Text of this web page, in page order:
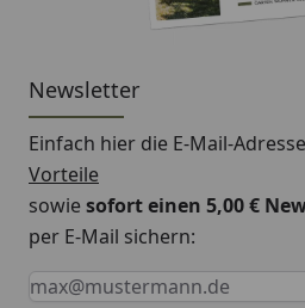
Grasfangsackvolumen (Liter)
(dB(A))
Gewicht (kg)
Länge (mm)
Breite (mm)
Höhe (mm)
Newsletter
Einfach hier die E-Mail-
Vorteile
sowiesofort einen 5,00 €
per E-Mail sichern:
Keine Eingabe erforderlich
Eingabe erforderlich
E-Mail *